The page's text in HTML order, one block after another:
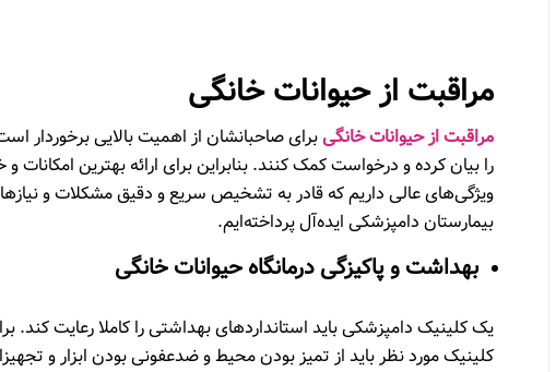
مراقبت از حیوانات خانگی
مراقبت از حیوانات خانگیبرای صاحبانشان از اهمیت بالایی برخوردار
را بیان کرده و درخواست کمک کنند. بنابراین برای ارائه بهترین امکاناتو
ویژگی‌های عالی داریم که قادر به تشخیص سریع و دقیق مشکلات و
بیمارستان دامپزشکی ایده‌آل پرداخته‌ایم.
بهداشت و پاکیزگی درمانگاه حیوانات خانگی
یک کلینیک دامپزشکی باید استانداردهای بهداشتی را کاملا رعایت کند.
کلینیک مورد نظر باید از تمیز بودن محیط و ضدعفونی بودن ابزار و